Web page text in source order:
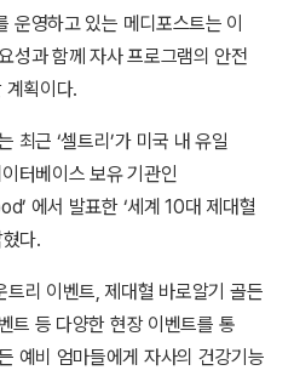
운영하고 있는 메디포스트는 이
성과 함께 자사 프로그램의 안전
계획이다.
최근 ‘셀트리’가 미국 내 유일
터베이스 보유 기관인
에서 발표한 ‘세계 10대 제대혈
다.
리 이벤트, 제대혈 바로알기 골든
트 등 다양한 현장 이벤트를 통
예비 엄마들에게 자사의 건강기능